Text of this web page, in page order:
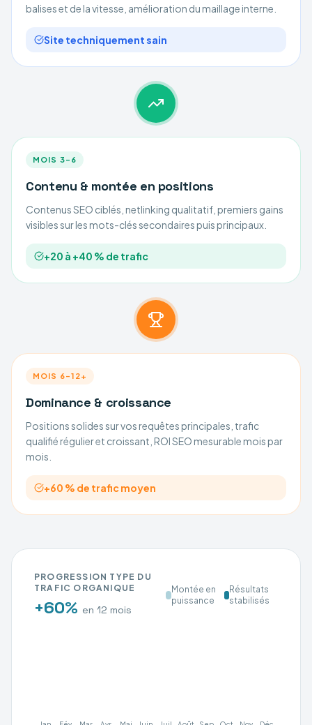
balises et de la vitesse, amélioration du maillage interne.
Site techniquement sain
MOIS 3–6
Contenu & montée en positions
Contenus SEO ciblés, netlinking qualitatif, premiers gains
visibles sur les mots-clés secondaires puis principaux.
+20 à +40 % de trafic
MOIS 6–12+
Dominance & croissance
Positions solides sur vos requêtes principales, trafic
qualifié régulier et croissant, ROI SEO mesurable mois par
mois.
+60 % de trafic moyen
PROGRESSION TYPE DU
TRAFIC ORGANIQUE
+60% en 12 mois
Montée en
puissance
Résultats
stabilisés